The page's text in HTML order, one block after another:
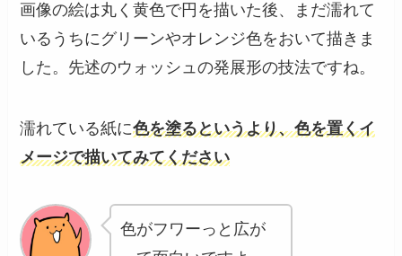
画像の絵は丸く黄色で円を描いた後、まだ濡れて
いるうちにグリーンやオレンジ色をおいて描きま
した。先述のウォッシュの発展形の技法ですね。
濡れている紙に色を塗るというより、色を置くイ
メージで描いてみてください
色がフワーっと広が